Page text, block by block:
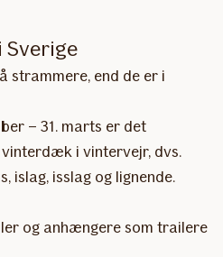
strammere, end de er i
– 31. marts er det
i vintervejr, dvs.
islag, isslag og lignende.
og anhængere som trailere